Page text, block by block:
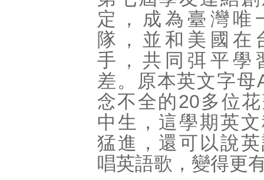
定，成為臺灣唯
隊，並和美國在
手，共同弭平學
差。原本英文字母
念不全的20多位
中生，這學期英
猛進，還可以說
唱英語歌，變得更